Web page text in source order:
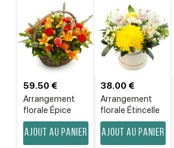
Arrangement
florale Épice
59.50 €
Ajout au panier
Arrangement
florale Étincelle
38.00 €
Ajout au panier